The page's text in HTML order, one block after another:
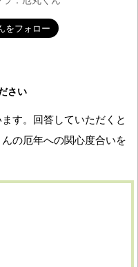
さい
す。回答していただくと
の厄年への関心度合いを